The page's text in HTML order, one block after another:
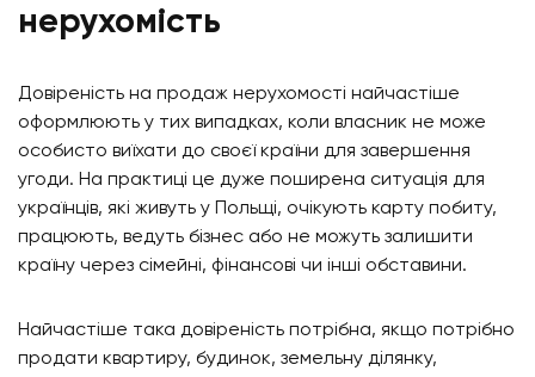
нерухомість
Довіреність на продаж нерухомості найчастіше
оформлюють у тих випадках, коли власник не може
особисто виїхати до своєї країни для завершення
угоди. На практиці це дуже поширена ситуація для
українців, які живуть у Польщі, очікують карту побиту,
працюють, ведуть бізнес або не можуть залишити
країну через сімейні, фінансові чи інші обставини.
Найчастіше така довіреність потрібна, якщо потрібно
продати квартиру, будинок, земельну ділянку,